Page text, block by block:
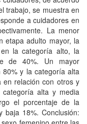
trabajo, se muestra en
a cuidadores en
La menor
etapa adulto mayor, la
la categoría alto, la
de 40%. Un mayor
y la categoría alta
en relación con otros y
alta y media
el porcentaje de la
18%. Conclusión: